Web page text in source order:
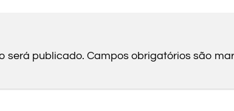
será publicado. Campos obrigatórios são